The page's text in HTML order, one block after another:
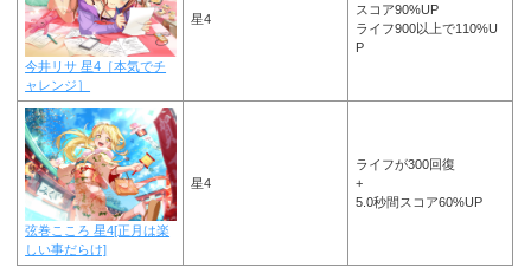
今井リサ 星4［本気でチ
ャレンジ］
星4
スコア90%UP
ライフ900以上で110%U
P
弦巻こころ 星4[正月は楽
しい事だらけ]
星4
ライフが300回復
+
5.0秒間スコア60%UP